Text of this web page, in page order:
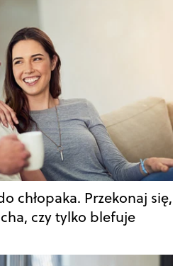
chłopaka. Przekonaj się,
czy tylko blefuje